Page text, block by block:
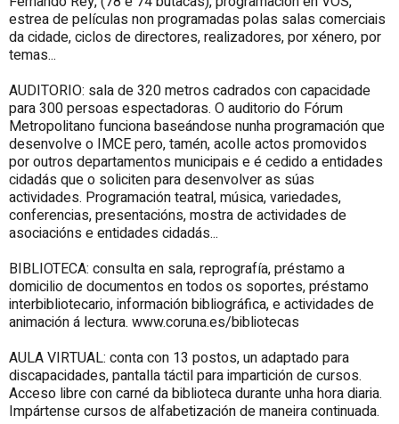
estrea de películas non programadas polas salas comerciais
da cidade, ciclos de directores, realizadores, por xénero, por
temas...
AUDITORIO: sala de 320 metros cadrados con capacidade
para 300 persoas espectadoras. O auditorio do Fórum
Metropolitano funciona baseándose nunha programación que
desenvolve o IMCE pero, tamén, acolle actos promovidos
por outros departamentos municipais e é cedido a entidades
cidadás que o soliciten para desenvolver as súas
actividades. Programación teatral, música, variedades,
conferencias, presentacións, mostra de actividades de
asociacións e entidades cidadás...
BIBLIOTECA: consulta en sala, reprografía, préstamo a
domicilio de documentos en todos os soportes, préstamo
interbibliotecario, información bibliográfica, e actividades de
animación á lectura. www.coruna.es/bibliotecas
AULA VIRTUAL: conta con 13 postos, un adaptado para
discapacidades, pantalla táctil para impartición de cursos.
Acceso libre con carné da biblioteca durante unha hora diaria.
Impártense cursos de alfabetización de maneira continuada.